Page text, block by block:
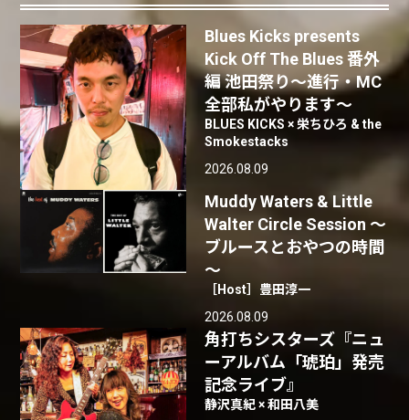
Blues Kicks presents
Kick Off The Blues 番外
編 池田祭り〜進行・MC
全部私がやります〜
BLUES KICKS × 栄ちひろ & the
Smokestacks
2026.08.09
Muddy Waters & Little
Walter Circle Session ～
ブルースとおやつの時間
～
［Host］豊田淳一
2026.08.09
角打ちシスターズ『ニュ
ーアルバム「琥珀」発売
記念ライブ』
静沢真紀 × 和田八美